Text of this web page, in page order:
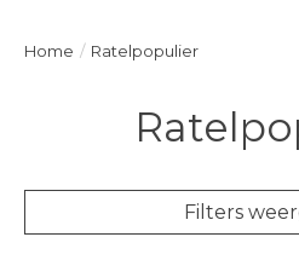
Home / Ratelpopulier
Filters